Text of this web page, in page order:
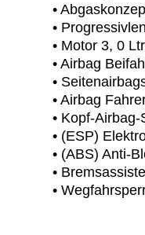
•
•
• Motor 3, 0
• Airbag
•
• Airbag
• Kopf-
• (ESP)
• (ABS) Anti-
•
•